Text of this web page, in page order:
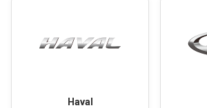
Haval